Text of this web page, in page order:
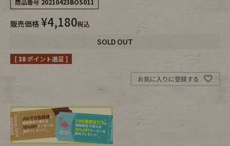
Tops
Kidswear
小物・アクセサリーから探す
Eye Wear
商品番号 20210423BOS011
販売価格 ¥4,180税込
SOLD OUT
[38ポイント進呈 ]
お気に入りに登録する